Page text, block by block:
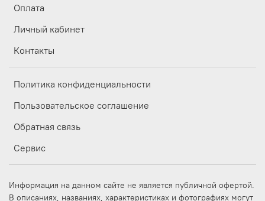
Оплата
Личный кабинет
Контакты
Политика конфиденциальности
Пользовательское соглашение
Обратная связь
Сервис
Информация на данном сайте не является публичной офертой.
В описаниях, названиях, характеристиках и фотографиях могут